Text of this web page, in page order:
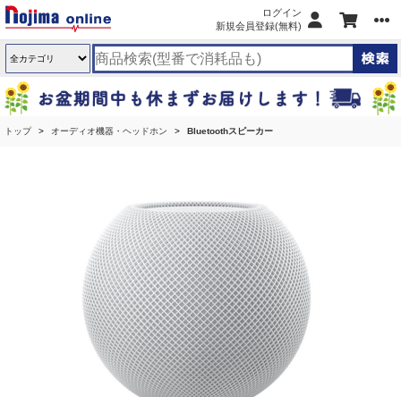
ログイン
新規会員登録(無料)
トップ オーディオ機器・ヘッドホン Bluetoothスピーカー